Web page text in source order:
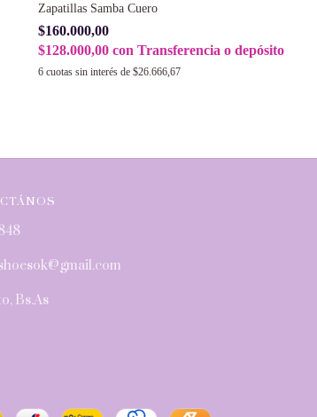
Zapatillas Samba Cuero
$160.000,00
$128.000,00con Transferencia o depósito
6 cuotas sin interés de$26.666,67
Bs.As